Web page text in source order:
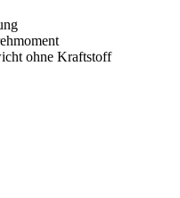
ohne Kraftstoff